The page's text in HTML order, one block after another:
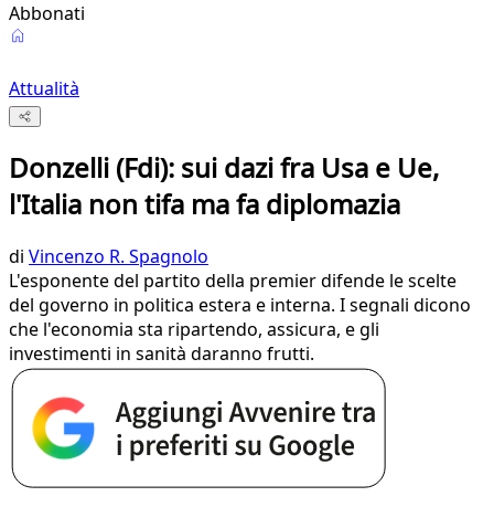
Abbonati
Attualità
Donzelli (Fdi): sui dazi fra Usa e Ue,
l'Italia non tifa ma fa diplomazia
di Vincenzo R. Spagnolo
L'esponente del partito della premier difende le scelte
del governo in politica estera e interna. I segnali dicono
che l'economia sta ripartendo, assicura, e gli
investimenti in sanità daranno frutti.